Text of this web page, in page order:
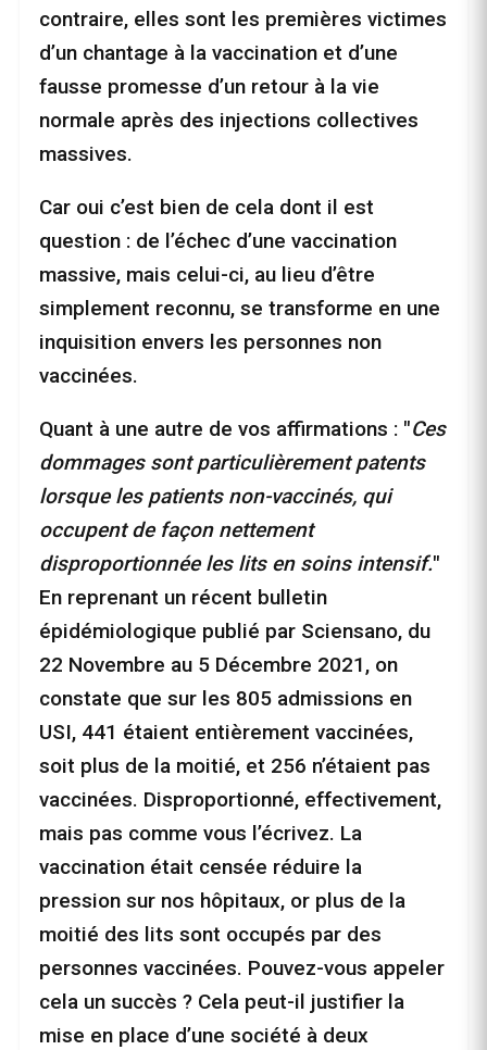
contraire, elles sont les premières victimes
d’un chantage à la vaccination et d’une
fausse promesse d’un retour à la vie
normale après des injections collectives
massives.
Car oui c’est bien de cela dont il est
question : de l’échec d’une vaccination
massive, mais celui-ci, au lieu d’être
simplement reconnu, se transforme en une
inquisition envers les personnes non
vaccinées.
Quant à une autre de vos affirmations : "Ces
dommages sont particulièrement patents
lorsque les patients non-vaccinés, qui
occupent de façon nettement
disproportionnée les lits en soins intensif."
En reprenant un récent bulletin
épidémiologique publié par Sciensano, du
22 Novembre au 5 Décembre 2021, on
constate que sur les 805 admissions en
USI, 441 étaient entièrement vaccinées,
soit plus de la moitié, et 256 n’étaient pas
vaccinées. Disproportionné, effectivement,
mais pas comme vous l’écrivez. La
vaccination était censée réduire la
pression sur nos hôpitaux, or plus de la
moitié des lits sont occupés par des
personnes vaccinées. Pouvez-vous appeler
cela un succès ? Cela peut-il justifier la
mise en place d’une société à deux